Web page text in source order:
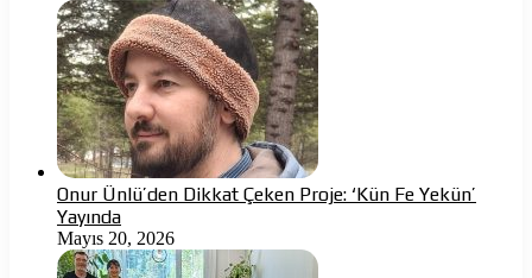
Onur Ünlü’den Dikkat Çeken Proje: ‘Kün Fe Yekün’
Yayında
Mayıs 20, 2026